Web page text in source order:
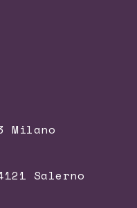
Milano
Salerno